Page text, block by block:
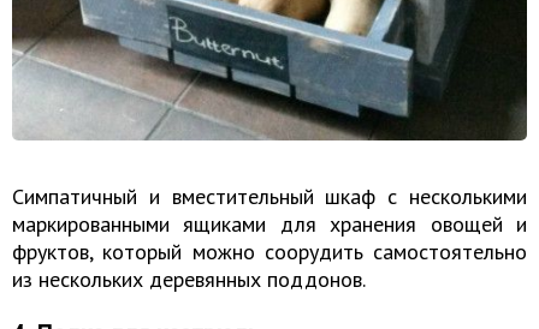
Симпатичный и вместительный шкаф с несколькими
маркированными ящиками для хранения овощей и
фруктов, который можно соорудить самостоятельно
из нескольких деревянных поддонов.